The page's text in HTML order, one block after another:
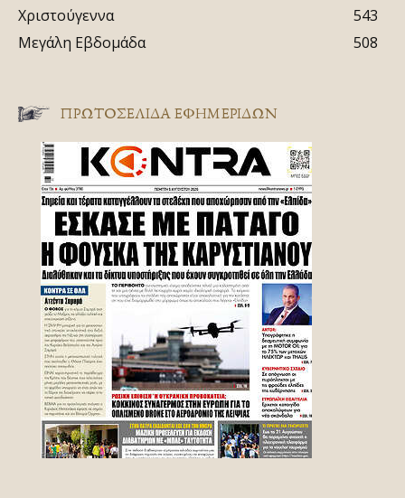
Χριστούγεννα
543
Μεγάλη Εβδομάδα
508
ΠΡΩΤΟΣΈΛΙΔΑ ΕΦΗΜΕΡΊΔΩΝ